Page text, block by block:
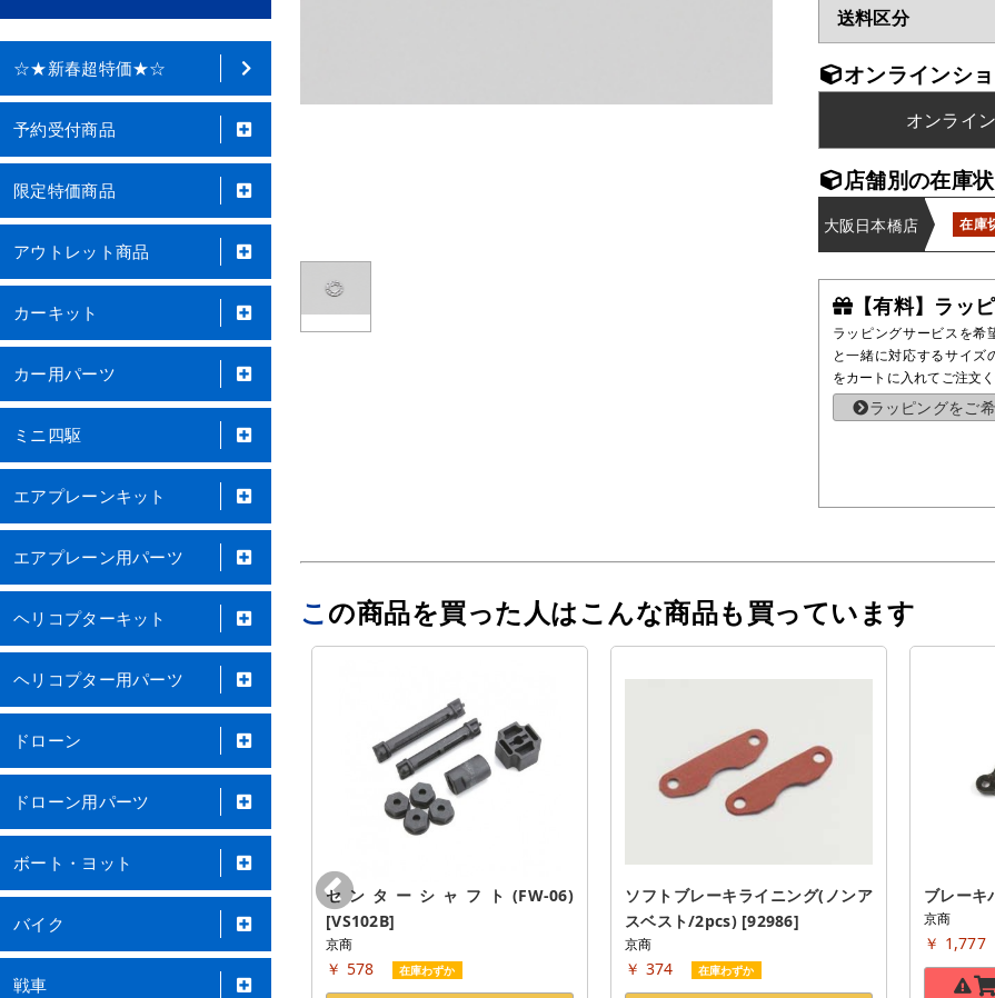
☆★新春超特価★☆
予約受付商品
限定特価商品
アウトレット商品
カーキット
カー用パーツ
ミニ四駆
エアプレーンキット
エアプレーン用パーツ
ヘリコプターキット
ヘリコプター用パーツ
ドローン
ドローン用パーツ
ボート・ヨット
バイク
戦車
送料区分
オンラインシ
オンライ
店舗別の在庫
大阪日本橋店 在庫
【有料】ラッ
ラッピングサービスを希
と一緒に対応するサイズ
をカートに入れてご注文く
ラッピングをご
この商品を買った人はこんな商品も買っています
ホイールナット(ロング/セレート
付/4入/MADシリーズ) [MAW030]
センターシャフト(FW-06)
[VS102B]
京商
￥ 578 在庫わずか
ソフトブレーキライニング(ノンア
スベスト/2pcs) [92986]
京商
￥ 374 在庫わずか
ブレー
京商
￥ 1,777